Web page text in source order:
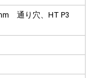
通り穴、HT P3